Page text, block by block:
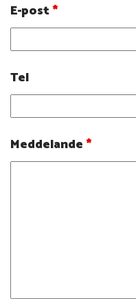
E-post*
Tel
Meddelande*